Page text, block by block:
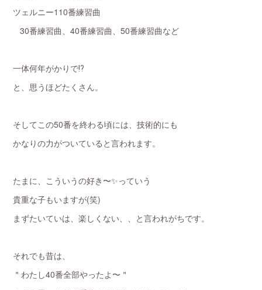
ツェルニー110番練習曲
30番練習曲、40番練習曲、50番練習曲など
一体何年がかりで⁉️
と、思うほどたくさん。
そしてこの50番を終わる頃には、技術的にも
かなりの力がついていると言われます。
たまに、こういうの好き〜✨っていう
貴重な子もいますが(笑)
まずたいていは、楽しくない、、と言われがちです。
それでも昔は、
＂わたし40番全部やったよ〜＂